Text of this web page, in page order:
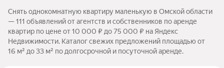
Снять однокомнатную квартиру маленькую в Омской области
— 111 объявлений от агентств и собственников по аренде
квартир по цене от 10 000 ₽ до 75 000 ₽ на Яндекс
Недвижимости. Каталог свежих предложений площадью от
16 м² до 33 м² по долгосрочной и посуточной аренде.